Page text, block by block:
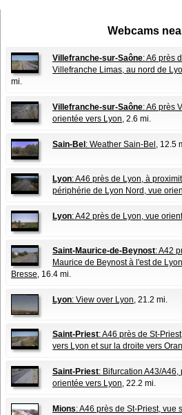
Webcams
Villefranche-sur-Saône: A6 près
Villefranche Limas, au nord de
mi.
Villefranche-sur-Saône: A6 près
orientée vers Lyon, 2.6 mi.
Sain-Bel : Weather Sain-Bel , 12.5
Lyon: A46 près de Lyon, à
périphérie de Lyon Nord, vue
Lyon: A42 près de Lyon, vue
Saint-Maurice-de-Beynost: A42
Maurice de Beynost à l'est de
Bresse, 16.4 mi.
Lyon: View over Lyon, 21.2 mi.
Saint-Priest: A46 près de St-
vers Lyon et sur la droite vers
Saint-Priest: Bifurcation A43/
orientée vers Lyon, 22.2 mi.
Mions: A46 près de St-Priest, vue